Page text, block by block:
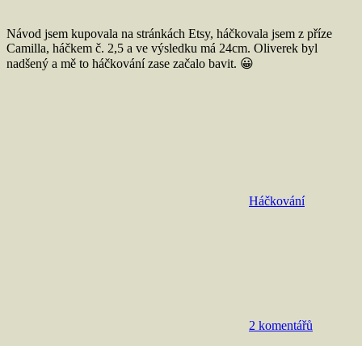
Návod jsem kupovala na stránkách Etsy, háčkovala jsem z příze
Camilla, háčkem č. 2,5 a ve výsledku má 24cm. Oliverek byl
nadšený a mě to háčkování zase začalo bavit. 😀
Háčkování
2 komentářů